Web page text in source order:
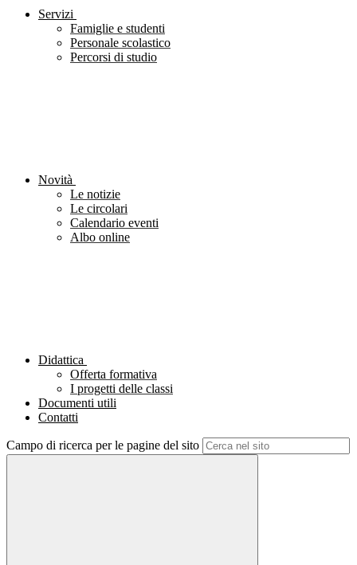
Servizi
Famiglie e studenti
Personale scolastico
Percorsi di studio
Novità
Le notizie
Le circolari
Calendario eventi
Albo online
Didattica
Offerta formativa
I progetti delle classi
Documenti utili
Contatti
Campo di ricerca per le pagine del sito